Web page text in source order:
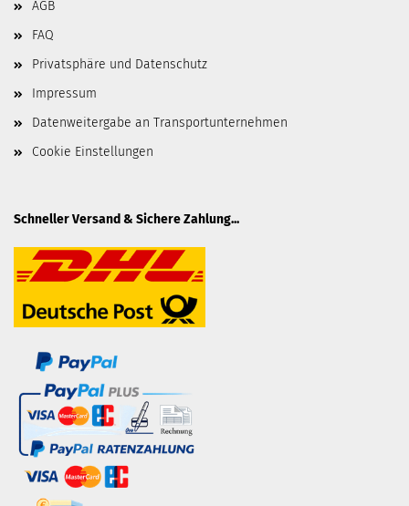
AGB
FAQ
Privatsphäre und Datenschutz
Impressum
Datenweitergabe an Transportunternehmen
Cookie Einstellungen
Schneller Versand & Sichere Zahlung...